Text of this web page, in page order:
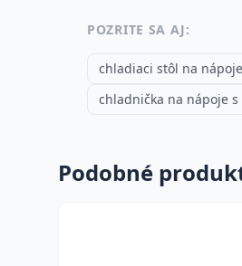
POZRITE SA AJ:
chladiaci stôl na
chladnička na nápoje s
Podobné